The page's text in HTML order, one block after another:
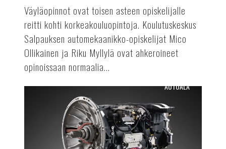
Väyläopinnot ovat toisen asteen opiskelijalle
reitti kohti korkeakouluopintoja. Koulutuskeskus
Salpauksen automekaanikko-opiskelijat Mico
Ollikainen ja Riku Myllylä ovat ahkeroineet
opinoissaan normaalia...
autovalmistuksessa
AUTOALA